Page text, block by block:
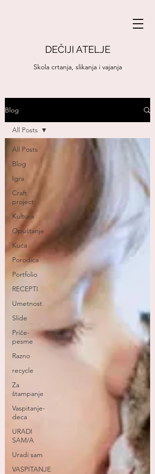
DEČIJI ATELJE
Skola crtanja, slikanja i vajanja
Blog
All Posts
Blog
Igra
Craft
project
Kultura
Opuštanje
Kuća
Porodica
Portfolio
RECEPTI
Umetnost
Slide
Priče-
pesme
Razno
recycle
Za
štampanje
Vaspitanje-
deca
URADI
SAM/A
Uradi sam
VASPITANJE
All Posts